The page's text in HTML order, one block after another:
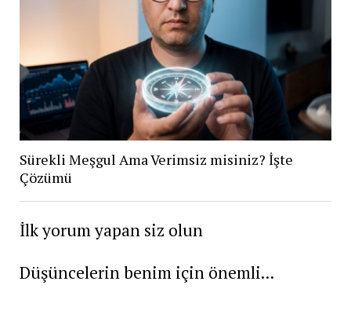
Sürekli Meşgul Ama Verimsiz misiniz? İşte
Çözümü
İlk yorum yapan siz olun
Düşüncelerin benim için önemli...